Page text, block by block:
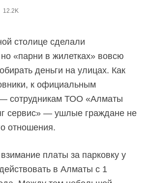
12.2K
столице сделали
«парни в жилетках» вовсю
деньги на улицах. Как
к официальным
сотрудникам ТОО «Алматы
сервис» — ушлые граждане не
отношения.
платы за парковку у
в Алматы с 1